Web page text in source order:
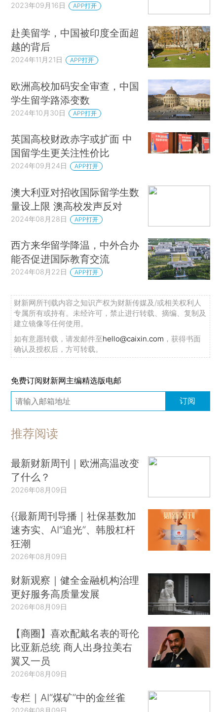
2023年09月16日 APP打开
赴美留学，中国被印度全面超
越的背后
2024年11月21日 APP打开
欧洲高校加码安全审查，中国
学生留学路添变数
2024年10月30日 APP打开
英国高校财政赤字或扩面 中
国留学生更关注性价比
2024年09月24日 APP打开
澳大利亚对招收国际留学生数
量设上限 澳高校发声反对
2024年08月28日 APP打开
西方来华留学降温，中外合办
能否促进国际教育交流
2024年08月22日 APP打开
财新网所刊载内容之知识产权为财新传媒及/或相关权利人
专属所有或持有。未经许可，禁止进行转载、摘编、复制及
建立镜像等任何使用。
如有意愿转载，请发邮件至hello@caixin.com ，获得书面
确认及授权后，方可转载。
免费订阅财新网主编精选版电邮
订阅
推荐阅读
最新财新周刊｜欧洲高温改变
了什么？
2026年08月09日
{{最新周刊导播｜社保基数加
速夯实、AI“追光”、韩股杠杆
狂潮
2026年08月09日
财新观察｜健全金融机构治理
更好服务高质量发展
2026年08月09日
【商圈】喜欢配戴名表的哥伦
比亚新总统 商人出身拉美右
翼又一员
2026年08月09日
专栏｜AI“煤矿”中的金丝雀
2026年08月09日